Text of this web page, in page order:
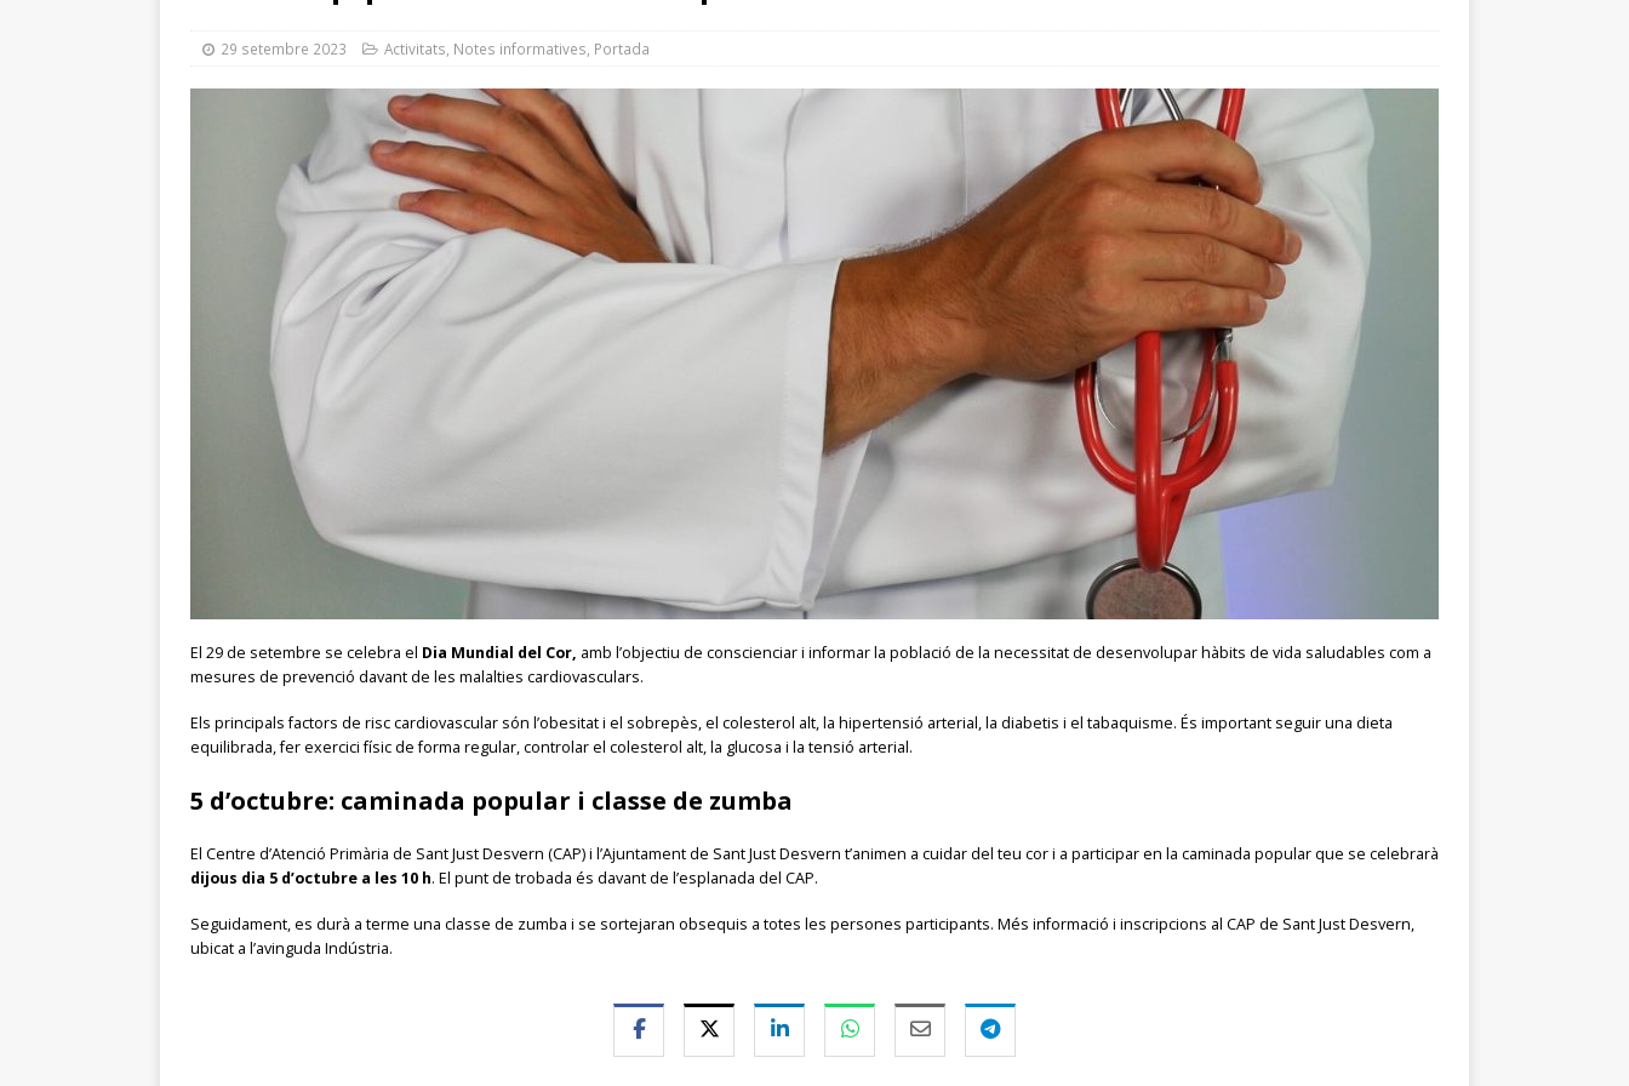
modifica el contracte de la UIR
NOTES INFORMATIVES
carretera Reial i el reforç de la Unitat d’Intervenció Ràpida
NOTES INFORMATIVES
[ 24 juliol 2026 ] Afectacions de trànsit amb motiu de la Festa Major
[ 23 juliol 2026 ] Guarneix el teu balcó i participa en el concurs de Festa Major
ACTIVITATS
[ 23 juliol 2026 ]
El nou Pla Local de Seguretat Viària avança cap a una mobilitat més segura
MOBILITAT
[ 22 juliol 2026 ] Sant Just ret homenatge al mestre Leonardo Balada amb un acte de
Prevenir les arbovirosis: petits gestos per evitar la proliferació dels
El groc, el Casal de Joves i Estitxu Yubero, premis de la Festa Major 2026
GESTIÓ TRIBUTÀRIA
29 setembre 2023 Activitats, Notes informatives, Portada
El 29 de setembre se celebra el Dia Mundial del Cor, amb l’objectiu de conscienciar i informar la població de la necessitat de desenvolupar hàbits de vida saludables com a
mesures de prevenció davant de les malalties cardiovasculars.
Els principals factors de risc cardiovascular són l’obesitat i el sobrepès, el colesterol alt, la hipertensió arterial, la diabetis i el tabaquisme. És important seguir una dieta
equilibrada, fer exercici físic de forma regular, controlar el colesterol alt, la glucosa i la tensió arterial.
5 d’octubre: caminada popular i classe de zumba
El Centre d’Atenció Primària de Sant Just Desvern (CAP) i l’Ajuntament de Sant Just Desvern t’animen a cuidar del teu cor i a participar en la caminada popular que se celebrarà
dijous dia 5 d’octubre a les 10 h. El punt de trobada és davant de l’esplanada del CAP.
Seguidament, es durà a terme una classe de zumba i se sortejaran obsequis a totes les persones participants. Més informació i inscripcions al CAP de Sant Just Desvern,
ubicat a l’avinguda Indústria.